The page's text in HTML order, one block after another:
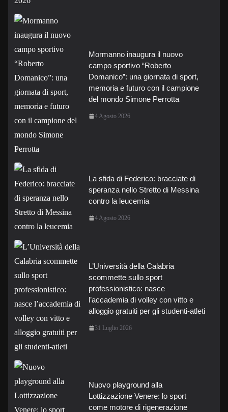
Mormanno inaugura il nuovo
campo sportivo “Roberto
Domanico”: una giornata di sport,
memoria e futuro con il campione
del mondo Simone Perrotta
4 Agosto 2026
La sfida di Federico: bracciate di
speranza nello Stretto di Messina
contro la leucemia
4 Agosto 2026
L’Università della Calabria
scommette sullo sport
professionistico: nasce
l’accademia di volley con vitto e
alloggio gratuiti per gli studenti-atleti
31 Luglio 2026
Nuovo playground alla
Lottizzazione Venere: lo sport
come motore di rigenerazione